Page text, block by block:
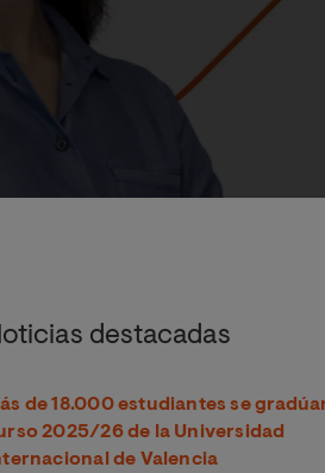
destacadas
de 18.000 estudiantes se
2025/26 de la Universidad
de Valencia